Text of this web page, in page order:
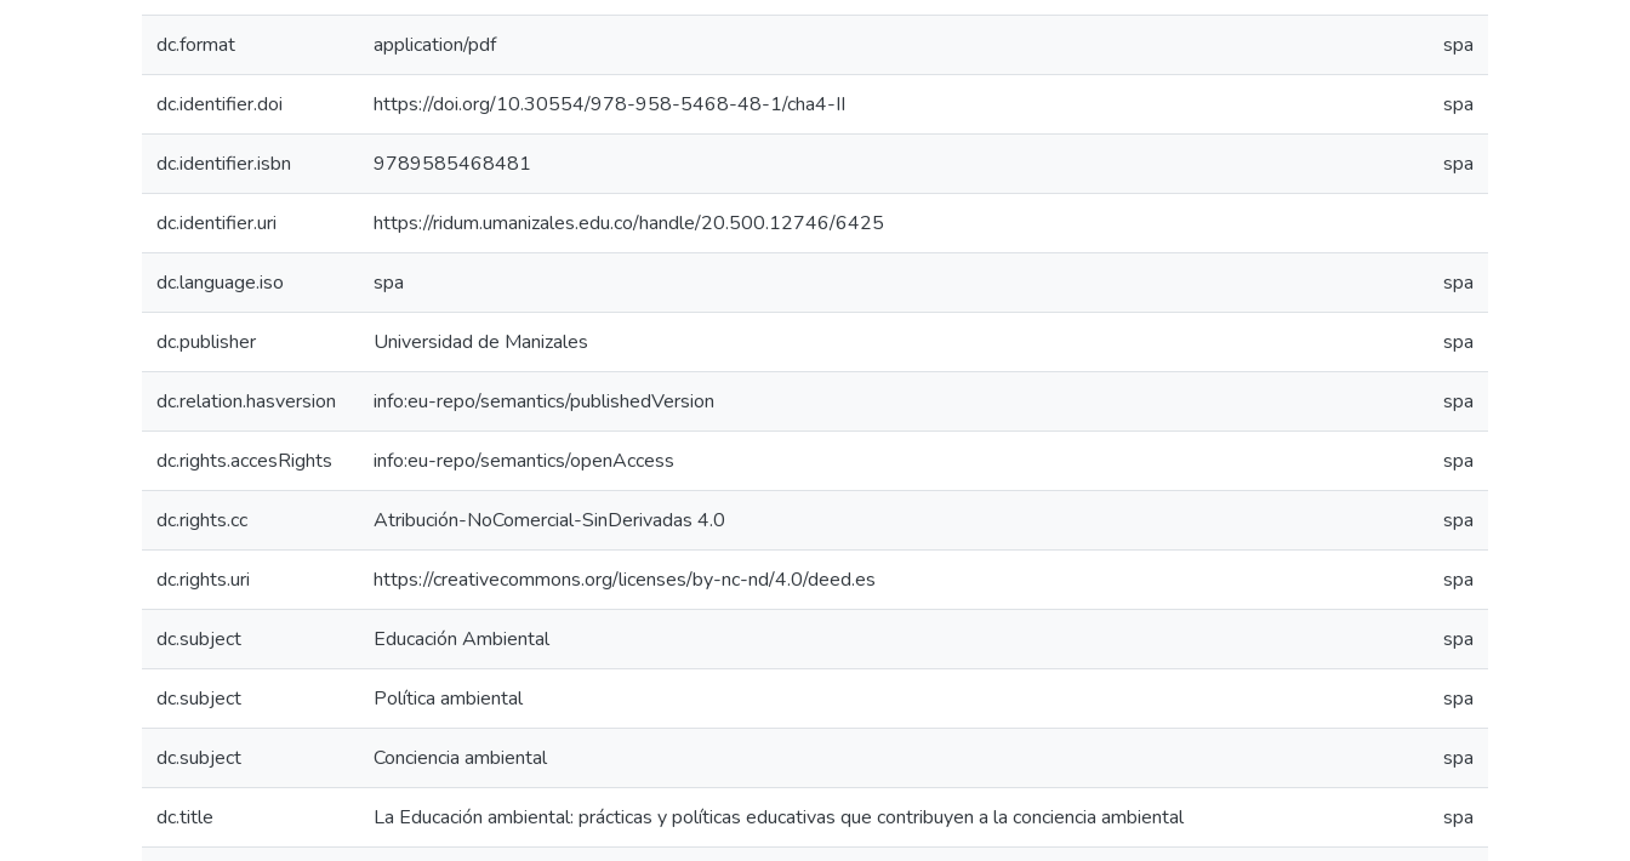
dc.format application/pdf spa
dc.identifier.doi https://doi.org/10.30554/978-958-5468-48-1/cha4-II spa
dc.identifier.isbn 9789585468481 spa
dc.identifier.uri https://ridum.umanizales.edu.co/handle/20.500.12746/6425
dc.language.iso spa spa
dc.publisher Universidad de Manizales spa
dc.relation.hasversion info:eu-repo/semantics/publishedVersion spa
dc.rights.accesRights info:eu-repo/semantics/openAccess spa
dc.rights.cc Atribución-NoComercial-SinDerivadas 4.0 spa
dc.rights.uri https://creativecommons.org/licenses/by-nc-nd/4.0/deed.es spa
dc.subject Educación Ambiental spa
dc.subject Política ambiental spa
dc.subject Conciencia ambiental spa
dc.title La Educación ambiental: prácticas y políticas educativas que contribuyen a la conciencia ambiental spa